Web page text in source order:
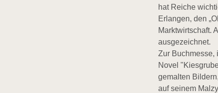
hat Reiche
Erlangen, den
Marktwirtschaft.
ausgezeichnet.
Zur Buchmesse,
Novel
gemalten
auf seinem